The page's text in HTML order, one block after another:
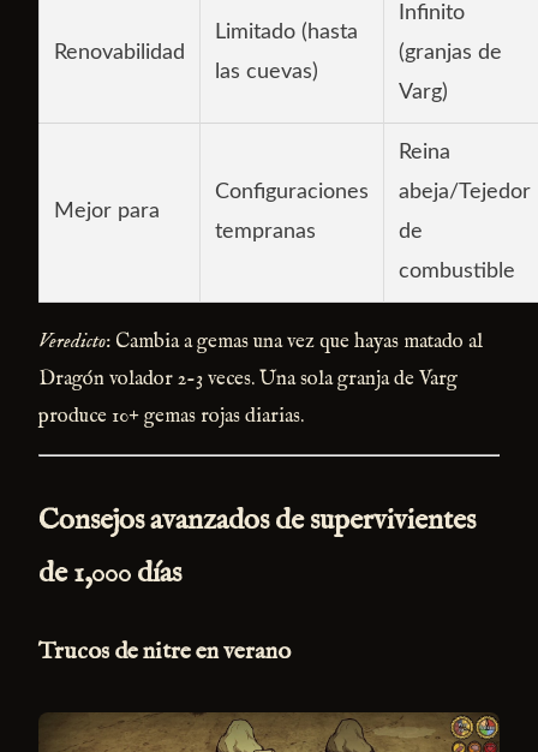
Renovabilidad
Limitado (hasta
las cuevas)
Infinito
(granjas de
Varg)
Mejor para
Configuraciones
tempranas
Reina
abeja/Tejedor
de
combustible
Veredicto: Cambia a gemas una vez que hayas matado al
Dragón volador 2-3 veces. Una sola granja de Varg
produce 10+ gemas rojas diarias.
Consejos avanzados de supervivientes
de 1,000 días
Trucos de nitre en verano